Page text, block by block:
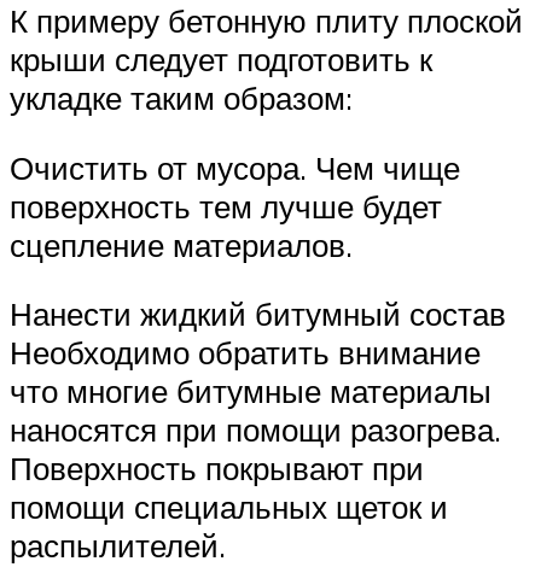
К примеру бетонную плиту плоской
крыши следует подготовить к
укладке таким образом:
Очистить от мусора. Чем чище
поверхность тем лучше будет
сцепление материалов.
Нанести жидкий битумный состав
Необходимо обратить внимание
что многие битумные материалы
наносятся при помощи разогрева.
Поверхность покрывают при
помощи специальных щеток и
распылителей.